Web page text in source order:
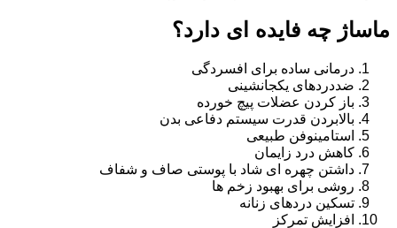
ماساژ چه فایده ای دارد؟
درمانی ساده برای افسردگی
ضددردهای یکجانشینی
باز کردن عضلات پیچ خورده
بالابردن قدرت سیستم دفاعی بدن
استامینوفن طبیعی
کاهش درد زایمان
داشتن چهره ای شاد با پوستی صاف و شفاف
روشی برای بهبود زخم ها
تسکین دردهای زنانه
افزایش تمرکز